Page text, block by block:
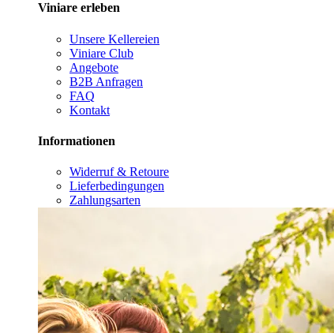
Viniare erleben
Unsere Kellereien
Viniare Club
Angebote
B2B Anfragen
FAQ
Kontakt
Informationen
Widerruf & Retoure
Lieferbedingungen
Zahlungsarten